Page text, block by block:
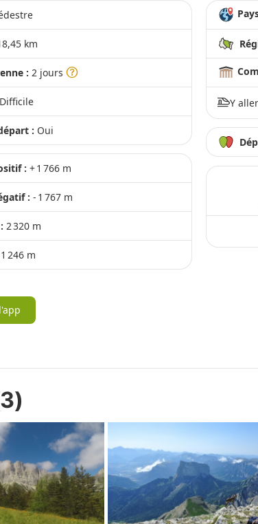
km
: 2 jours
Difficile
: Oui
: + 1 766 m
: - 1 767 m
2 320 m
1 246 m
Y